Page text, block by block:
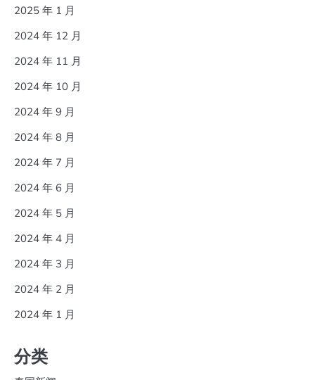
2025 年 1 月
2024 年 12 月
2024 年 11 月
2024 年 10 月
2024 年 9 月
2024 年 8 月
2024 年 7 月
2024 年 6 月
2024 年 5 月
2024 年 4 月
2024 年 3 月
2024 年 2 月
2024 年 1 月
分类